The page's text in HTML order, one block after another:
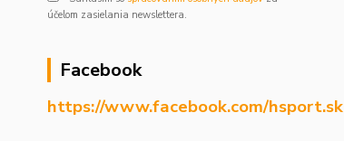
účelom zasielania newslettera.
Facebook
https://www.facebook.com/hsport.sk